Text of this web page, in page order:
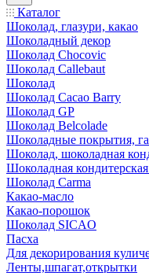
Каталог
Шоколад, глазури, какао
Шоколадный декор
Шоколад Chocovic
Шоколад Callebaut
Шоколад
Шоколад Cacao Barry
Шоколад GP
Шоколад Belcolade
Шоколадные покрытия,
Шоколад, шоколадная
Шоколадная кондитерская
Шоколад Carma
Какао-масло
Какао-порошок
Шоколад SICAO
Пасха
Для декорирования
Ленты,шпагат,открытки